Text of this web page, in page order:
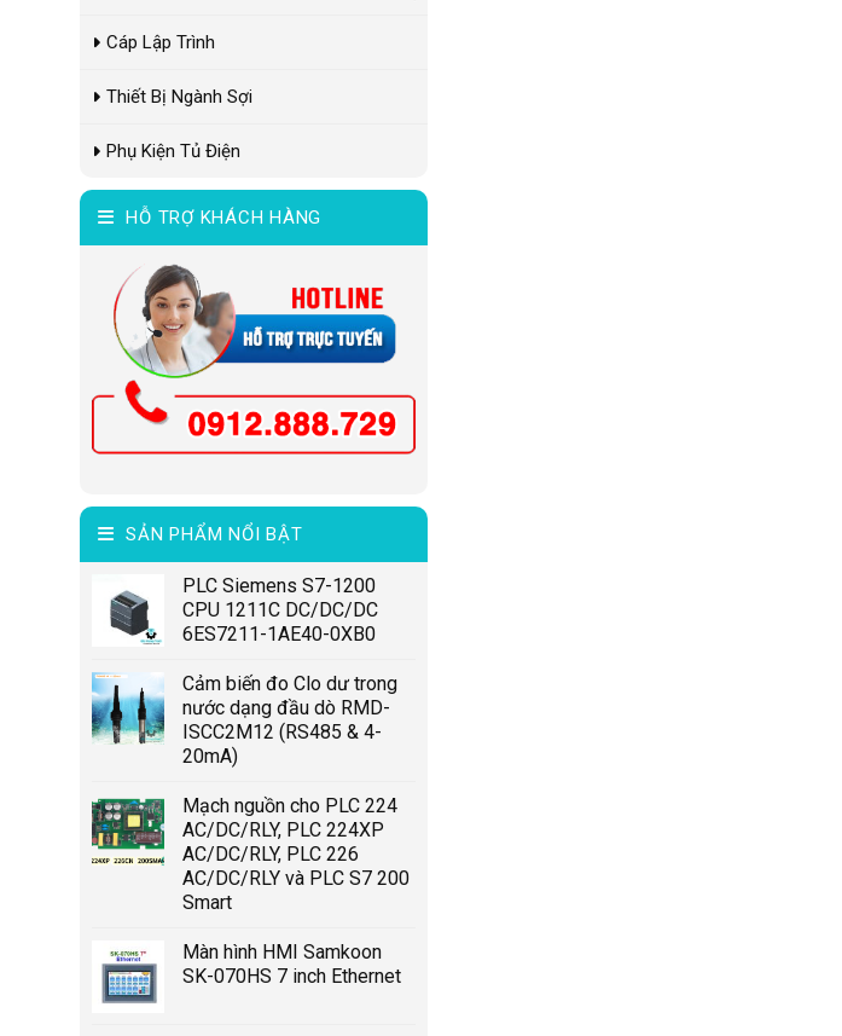
Cáp Lập Trình
Thiết Bị Ngành Sợi
Phụ Kiện Tủ Điện
HỖ TRỢ KHÁCH HÀNG
SẢN PHẨM NỔI BẬT
PLC Siemens S7-1200
CPU 1211C DC/DC/DC
6ES7211-1AE40-0XB0
Cảm biến đo Clo dư trong
nước dạng đầu dò RMD-
ISCC2M12 (RS485 & 4-
20mA)
Mạch nguồn cho PLC 224
AC/DC/RLY, PLC 224XP
AC/DC/RLY, PLC 226
AC/DC/RLY và PLC S7 200
Smart
Màn hình HMI Samkoon
SK-070HS 7 inch Ethernet